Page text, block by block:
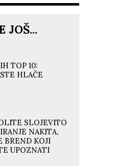
JOŠ...
TOP 10:
HLAČE
SLOJEVITO
NAKITA,
BREND KOJI
UPOZNATI